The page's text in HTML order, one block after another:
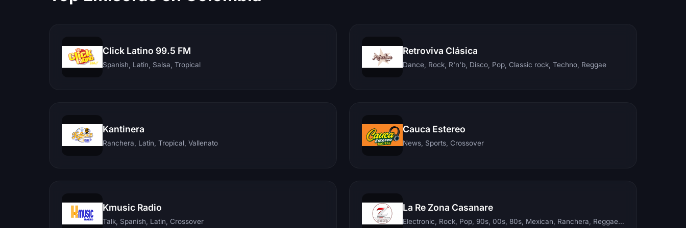
Click Latino 99.5 FM
Spanish, Latin, Salsa, Tropical
Retroviva Clásica
Dance, Rock, R'n'b, Disco, Pop, Classic rock, Techno, Reggae
Kantinera
Ranchera, Latin, Tropical, Vallenato
Cauca Estereo
News, Sports, Crossover
Kmusic Radio
Talk, Spanish, Latin, Crossover
La Re Zona Casanare
Electronic, Rock, Pop, 90s, 00s, 80s, Mexican, Ranchera, Reggaeton, Instrumental, Salsa, Merengue, Tropical, Romantic, Vallenato, Llanera